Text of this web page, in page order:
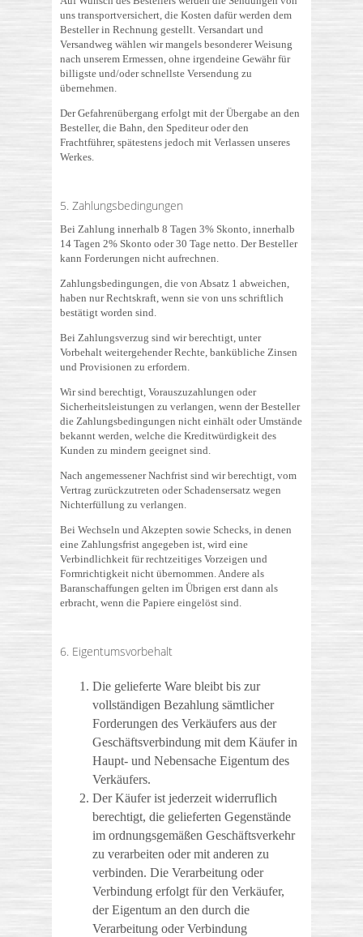
uns transportversichert, die Kosten dafür werden dem
Besteller in Rechnung gestellt. Versandart und
Versandweg wählen wir mangels besonderer Weisung
nach unserem Ermessen, ohne irgendeine Gewähr für
billigste und/oder schnellste Versendung zu
übernehmen.
Der Gefahrenübergang erfolgt mit der Übergabe an den
Besteller, die Bahn, den Spediteur oder den
Frachtführer, spätestens jedoch mit Verlassen unseres
Werkes.
5. Zahlungsbedingungen
Bei Zahlung innerhalb 8 Tagen 3% Skonto, innerhalb
14 Tagen 2% Skonto oder 30 Tage netto. Der Besteller
kann Forderungen nicht aufrechnen.
Zahlungsbedingungen, die von Absatz 1 abweichen,
haben nur Rechtskraft, wenn sie von uns schriftlich
bestätigt worden sind.
Bei Zahlungsverzug sind wir berechtigt, unter
Vorbehalt weitergehender Rechte, bankübliche Zinsen
und Provisionen zu erfordern.
Wir sind berechtigt, Vorauszuzahlungen oder
Sicherheitsleistungen zu verlangen, wenn der Besteller
die Zahlungsbedingungen nicht einhält oder Umstände
bekannt werden, welche die Kreditwürdigkeit des
Kunden zu mindern geeignet sind.
Nach angemessener Nachfrist sind wir berechtigt, vom
Vertrag zurückzutreten oder Schadensersatz wegen
Nichterfüllung zu verlangen.
Bei Wechseln und Akzepten sowie Schecks, in denen
eine Zahlungsfrist angegeben ist, wird eine
Verbindlichkeit für rechtzeitiges Vorzeigen und
Formrichtigkeit nicht übernommen. Andere als
Baranschaffungen gelten im Übrigen erst dann als
erbracht, wenn die Papiere eingelöst sind.
6. Eigentumsvorbehalt
Die gelieferte Ware bleibt bis zur
vollständigen Bezahlung sämtlicher
Forderungen des Verkäufers aus der
Geschäftsverbindung mit dem Käufer in
Haupt- und Nebensache Eigentum des
Verkäufers.
Der Käufer ist jederzeit widerruflich
berechtigt, die gelieferten Gegenstände
im ordnungsgemäßen Geschäftsverkehr
zu verarbeiten oder mit anderen zu
verbinden. Die Verarbeitung oder
Verbindung erfolgt für den Verkäufer,
der Eigentum an den durch die
Verarbeitung oder Verbindung